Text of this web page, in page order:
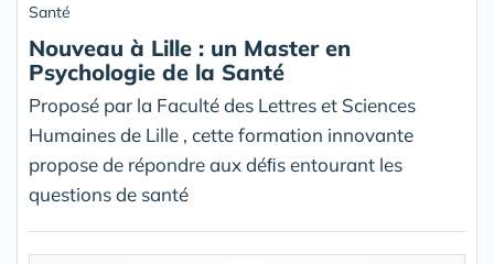
Santé
Nouveau à Lille : un Master en
Psychologie de la Santé
Proposé par la Faculté des Lettres et Sciences
Humaines de Lille , cette formation innovante
propose de répondre aux déﬁs entourant les
questions de santé